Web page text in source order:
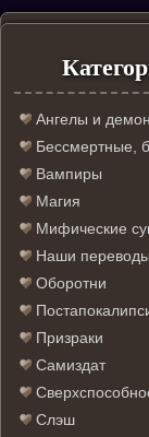
Ангелы и
Бессмертные,
Вампиры
Магия
Мифические
Наши переводы
Оборотни
Призраки
Самиздат
Слэш